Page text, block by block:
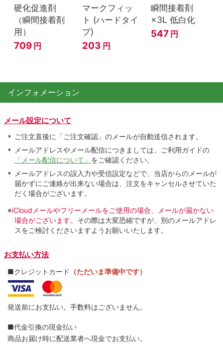
硬化促進剤
（瞬間接着剤
用）
709 円
マークフィッ
ト (ハードタイ
プ)
203 円
瞬間接着剤
×3L 低白化
547 円
インフォメーション
メール設定について
ご注文直後に「ご注文確認」のメールが自動送信されます。
メールアドレスやメール配信につきましては、ご利用ガイドの
「メール配信について」 をご確認ください。
メールアドレスの誤入力や受信設定などで、当店からのメールが
届かずにご連絡が出来ない場合は、注文をキャンセルさせていた
だく場合がございます。
※iCloudメールやフリーメールをご使用の場合、メールが届かない
場合がございます。 その際は大変恐縮ですが、別のメールアドレ
スをご検討くださいますようお願いいたします。
お支払い方法
■クレジットカード （ただいま準備中です）
発送前にお支払い。手数料はございません。
■代金引換の現金払い
商品お届け時に配送業者へ現金でお支払い。